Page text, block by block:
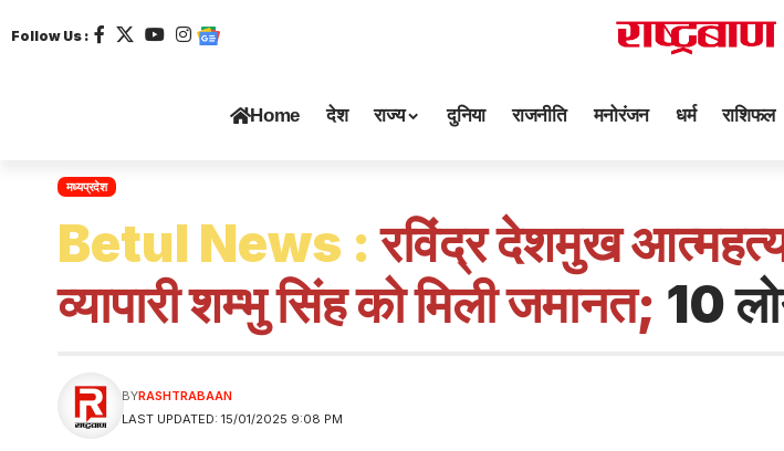
Follow Us :
Home देश राज्य दुनिया राजनीति मनोरंजन धर्म राशिफल
मध्यप्रदेश
Betul News :रविंद्र देशमुख
व्यापारी शम्भु सिंह को मिली जमानत; 10
LAST UPDATED: 15/01/2025 9:08 PM
BYRASHTRABAAN